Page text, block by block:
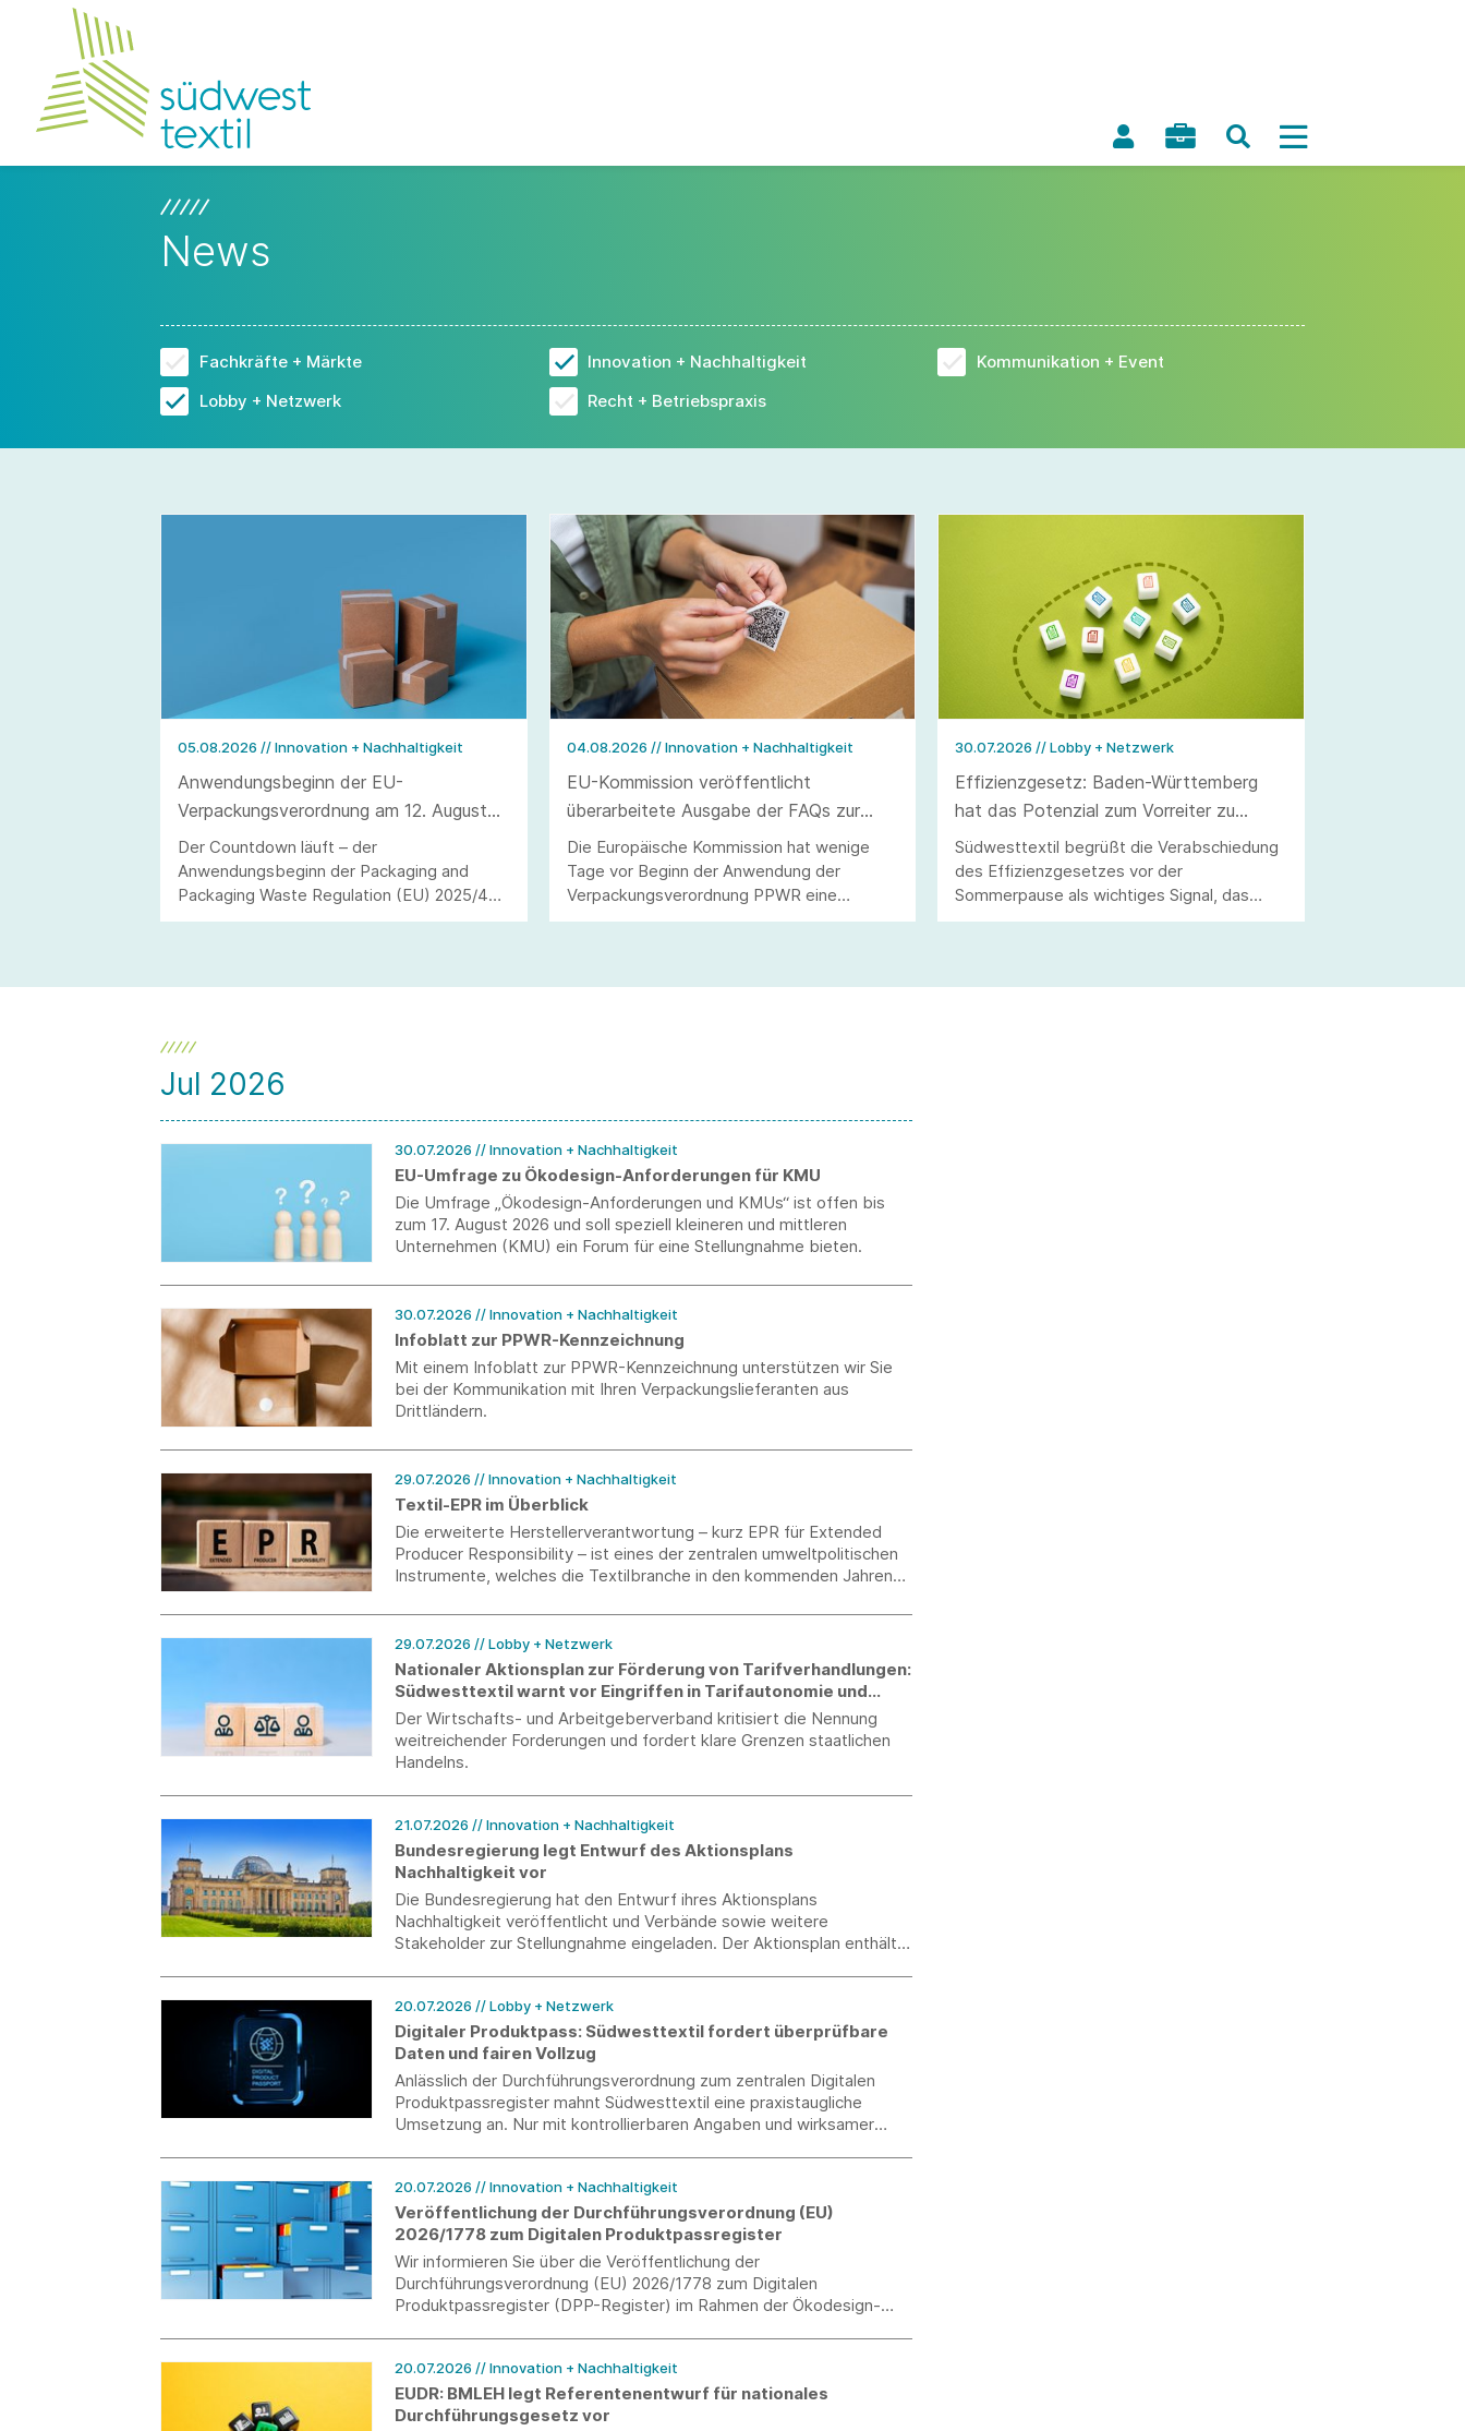
News
Fachkräfte + Märkte Innovation + Nachhaltigkeit
Kommunikation + Event
Lobby + Netzwerk
Recht + Betriebspraxis
05.08.2026 // Innovation + Nachhaltigkeit
Anwendungsbeginn der EU-
Verpackungsverordnung am 12. August
2026
Der Countdown läuft – der
Anwendungsbeginn der Packaging and
Packaging Waste Regulation (EU) 2025/40
(kurz: PPWR) steht in den Startlöchern.
04.08.2026 // Innovation + Nachhaltigkeit
EU-Kommission veröffentlicht
überarbeitete Ausgabe der FAQs zur
Verpackungsverordnung PPWR
Die Europäische Kommission hat wenige
Tage vor Beginn der Anwendung der
Verpackungsverordnung PPWR eine
überarbeitete Ausgabe ihrer FAQs
30.07.2026// Lobby + Netzwerk
Effizienzgesetz: Baden-Württemberg
hat das Potenzial zum Vorreiter zu
werden
Südwesttextil begrüßt die Verabschiedung
des Effizienzgesetzes vor der
Sommerpause als wichtiges Signal, das
allerdings erst durch eine stringente
Jul 2026
30.07.2026 // Innovation + Nachhaltigkeit
EU-Umfrage zu Ökodesign-Anforderungen für KMU
Die Umfrage „Ökodesign-Anforderungen und KMUs“ ist offen bis
zum 17. August 2026 und soll speziell kleineren und mittleren
Unternehmen (KMU) ein Forum für eine Stellungnahme bieten.
30.07.2026 // Innovation + Nachhaltigkeit
Infoblatt zur PPWR-Kennzeichnung
Mit einem Infoblatt zur PPWR-Kennzeichnung unterstützen wir Sie
bei der Kommunikation mit Ihren Verpackungslieferanten aus
Drittländern.
29.07.2026 // Innovation + Nachhaltigkeit
Textil-EPR im Überblick
Die erweiterte Herstellerverantwortung – kurz EPR für Extended
Producer Responsibility – ist eines der zentralen umweltpolitischen
Instrumente, welches die Textilbranche in den kommenden Jahren
aktuellen Stand über die relevanten Export- und Zielmärkte hinweg
und macht auf einen Blick sichtbar, wo bereits Pflichten bestehen
und wo Systeme derzeit noch im Aufbau sind.
29.07.2026 // Lobby + Netzwerk
Nationaler Aktionsplan zur Förderung von Tarifverhandlungen:
Südwesttextil warnt vor Eingriffen in Tarifautonomie und
Koalitionsfreiheit
Der Wirtschafts- und Arbeitgeberverband kritisiert die Nennung
weitreichender Forderungen und fordert klare Grenzen staatlichen
Handelns.
21.07.2026 // Innovation + Nachhaltigkeit
Bundesregierung legt Entwurf des Aktionsplans
Nachhaltigkeit vor
Die Bundesregierung hat den Entwurf ihres Aktionsplans
Nachhaltigkeit veröffentlicht und Verbände sowie weitere
Stakeholder zur Stellungnahme eingeladen. Der Aktionsplan enthält
20.07.2026 // Lobby + Netzwerk
Digitaler Produktpass: Südwesttextil fordert überprüfbare
Daten und fairen Vollzug
Anlässlich der Durchführungsverordnung zum zentralen Digitalen
Produktpassregister mahnt Südwesttextil eine praxistaugliche
Umsetzung an. Nur mit kontrollierbaren Angaben und wirksamer
20.07.2026 // Innovation + Nachhaltigkeit
Veröffentlichung der Durchführungsverordnung (EU)
2026/1778 zum Digitalen Produktpassregister
Wir informieren Sie über die Veröffentlichung der
Durchführungsverordnung (EU) 2026/1778 zum Digitalen
Produktpassregister (DPP-Register) im Rahmen der Ökodesign-
20.07.2026 // Innovation + Nachhaltigkeit
EUDR: BMLEH legt Referentenentwurf für nationales
Durchführungsgesetz vor